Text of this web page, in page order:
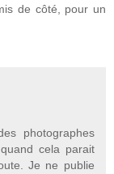
de côté, pour un
photographes
cela parait
Je ne publie